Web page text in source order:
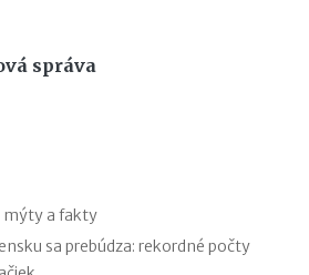
správa
mýty a fakty
sa prebúdza: rekordné počty